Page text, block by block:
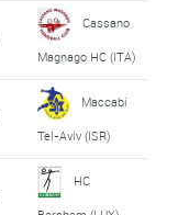
Cassano
Magnago HC (ITA)
Maccabi
Tel-Aviv (ISR)
HC